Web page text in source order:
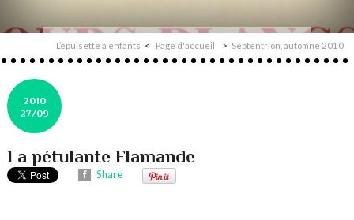
L’épuisette à enfants Page d'accueil Septentrion, automne 2010
2010
27/09
La pétulante Flamande
Share